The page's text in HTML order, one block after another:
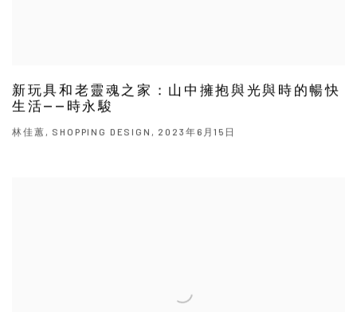
新玩具和老靈魂之家：山中擁抱與光與時的暢快
生活——時永駿
林佳蕙, SHOPPING DESIGN, 2023年6月15日